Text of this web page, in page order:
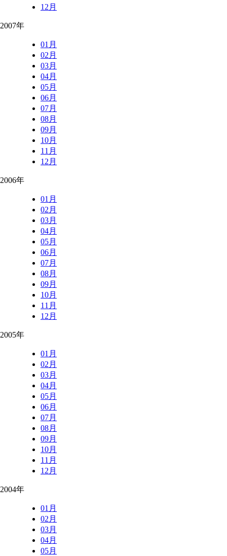
12月
2007年
01月
02月
03月
04月
05月
06月
07月
08月
09月
10月
11月
12月
2006年
01月
02月
03月
04月
05月
06月
07月
08月
09月
10月
11月
12月
2005年
01月
02月
03月
04月
05月
06月
07月
08月
09月
10月
11月
12月
2004年
01月
02月
03月
04月
05月